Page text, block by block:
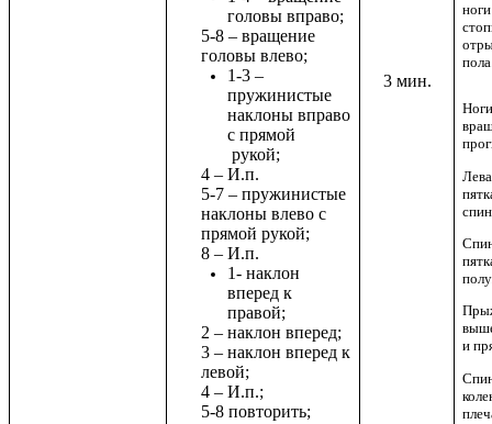
головы вправо;
5-8 – вращение
головы влево;
1-3 –
пружинистые
наклоны вправо
с прямой
рукой;
4 – И.п.
5-7 – пружинистые
наклоны влево с
прямой рукой;
8 – И.п.
1- наклон
вперед к
правой;
2 – наклон вперед;
3 – наклон вперед к
левой;
4 – И.п.;
5-8 повторить;
3 мин.
и